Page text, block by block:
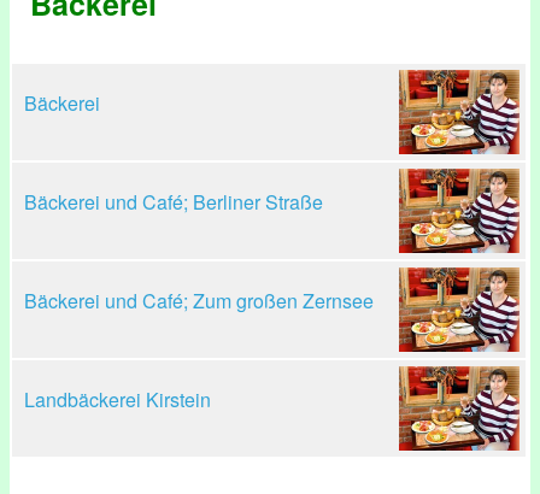
Bäckerei
Bäckerei und Café; Berliner Straße
Bäckerei und Café; Zum großen Zernsee
Landbäckerei Kirstein